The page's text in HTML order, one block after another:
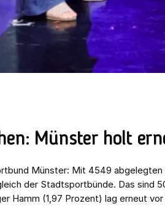
Münster holt
Münster: Mit 4549
der Stadtsportbünde. Das sind
Hamm (1,97 Prozent) lag erneut